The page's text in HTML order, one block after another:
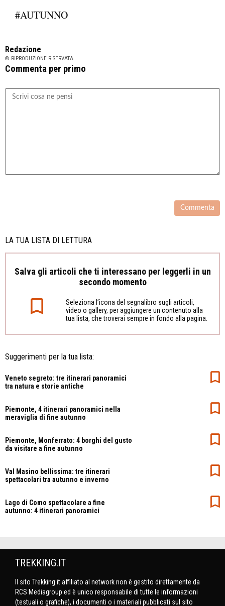
#AUTUNNO
Redazione
© RIPRODUZIONE RISERVATA
Commenta per primo
LA TUA LISTA DI LETTURA
Salva gli articoli che ti interessano per leggerli in un
secondo momento
Seleziona l’icona del segnalibro sugli articoli,
video o gallery, per aggiungere un contenuto alla
tua lista, che troverai sempre in fondo alla pagina.
Suggerimenti per la tua lista:
Veneto segreto: tre itinerari panoramici
tra natura e storie antiche
Piemonte, 4 itinerari panoramici nella
meraviglia di fine autunno
Piemonte, Monferrato: 4 borghi del gusto
da visitare a fine autunno
Val Masino bellissima: tre itinerari
spettacolari tra autunno e inverno
Lago di Como spettacolare a fine
autunno: 4 itinerari panoramici
TREKKING.IT
Il sito Trekking.it affiliato al network non è gestito direttamente da
RCS Mediagroup ed è unico responsabile di tutte le informazioni
(testuali o grafiche), i documenti o i materiali pubblicati sul sito